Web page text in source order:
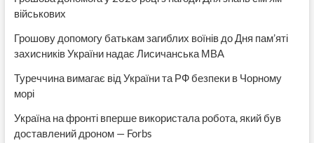
військових
Грошову допомогу батькам загиблих воїнів до Дня пам’яті
захисників України надає Лисичанська МВА
Туреччина вимагає від України та РФ безпеки в Чорному
морі
Україна на фронті вперше використала робота, який був
доставлений дроном — Forbs